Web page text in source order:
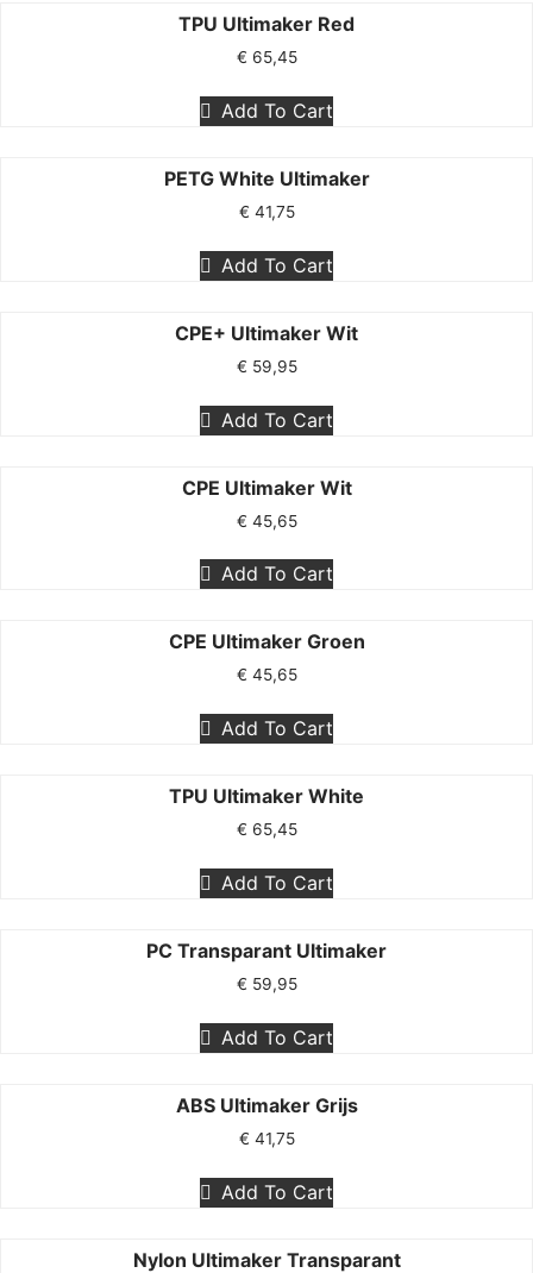
TPU Ultimaker Red
€ 65,45
Add To Cart
PETG White Ultimaker
€ 41,75
Add To Cart
CPE+ Ultimaker Wit
€ 59,95
Add To Cart
CPE Ultimaker Wit
€ 45,65
Add To Cart
CPE Ultimaker Groen
€ 45,65
Add To Cart
TPU Ultimaker White
€ 65,45
Add To Cart
PC Transparant Ultimaker
€ 59,95
Add To Cart
ABS Ultimaker Grijs
€ 41,75
Add To Cart
Nylon Ultimaker Transparant